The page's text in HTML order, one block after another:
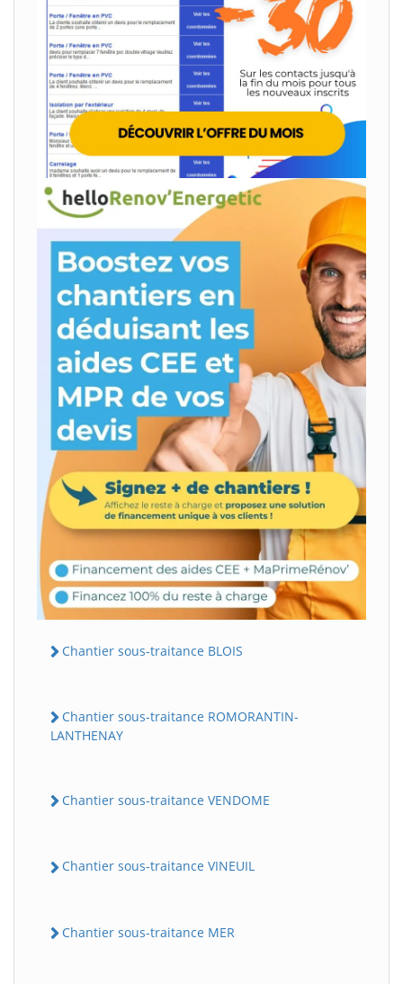
Chantier sous-traitance BLOIS
Chantier sous-traitance ROMORANTIN-
LANTHENAY
Chantier sous-traitance VENDOME
Chantier sous-traitance VINEUIL
Chantier sous-traitance MER